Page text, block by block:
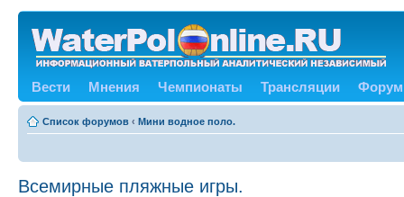
Вести Мнения Чемпионаты Трансляции Форум
Список форумов ‹ Мини водное поло.
Всемирные пляжные игры.